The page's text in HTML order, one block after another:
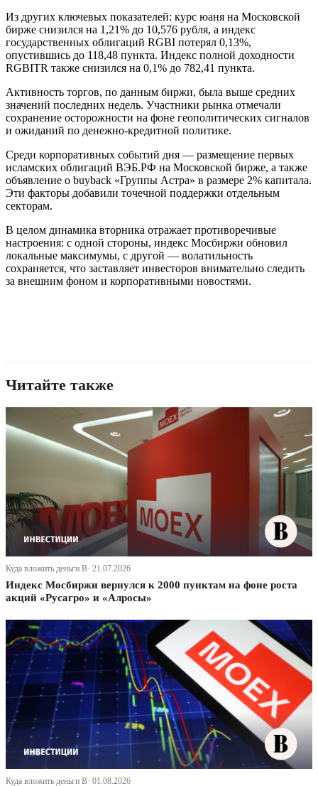
Из других ключевых показателей: курс юаня на Московской
бирже снизился на 1,21% до 10,576 рубля, а индекс
государственных облигаций RGBI потерял 0,13%,
опустившись до 118,48 пункта. Индекс полной доходности
RGBITR также снизился на 0,1% до 782,41 пункта.
Активность торгов, по данным биржи, была выше средних
значений последних недель. Участники рынка отмечали
сохранение осторожности на фоне геополитических сигналов
и ожиданий по денежно-кредитной политике.
Среди корпоративных событий дня — размещение первых
исламских облигаций ВЭБ.РФ на Московской бирже, а также
объявление о buyback «Группы Астра» в размере 2% капитала.
Эти факторы добавили точечной поддержки отдельным
секторам.
В целом динамика вторника отражает противоречивые
настроения: с одной стороны, индекс Мосбиржи обновил
локальные максимумы, с другой — волатильность
сохраняется, что заставляет инвесторов внимательно следить
за внешним фоном и корпоративными новостями.
Читайте также
Куда вложить деньги В· 21.07.2026
Индекс Мосбиржи вернулся к 2000 пунктам на фоне роста
акций «Русагро» и «Алросы»
Куда вложить деньги В· 01.08.2026